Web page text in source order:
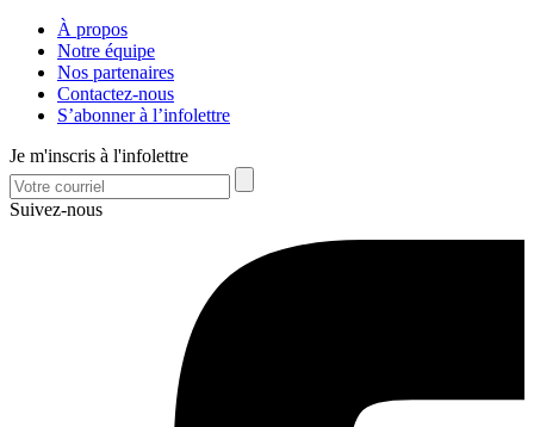
À propos
Notre équipe
Nos partenaires
Contactez-nous
S’abonner à l’infolettre
Je m'inscris à l'infolettre
Suivez-nous